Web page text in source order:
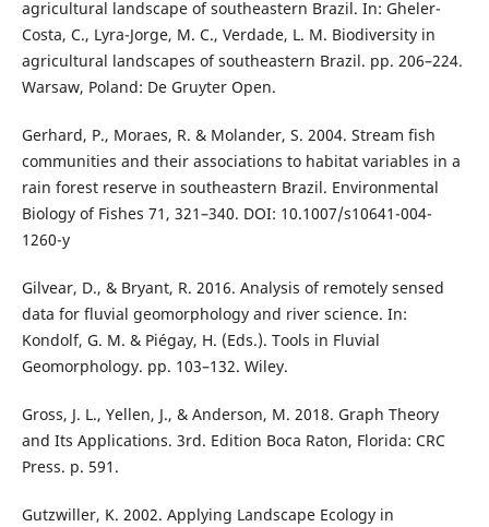
agricultural landscape of southeastern Brazil. In: Gheler-
Costa, C., Lyra-Jorge, M. C., Verdade, L. M. Biodiversity in
agricultural landscapes of southeastern Brazil. pp. 206–224.
Warsaw, Poland: De Gruyter Open.
Gerhard, P., Moraes, R. & Molander, S. 2004. Stream fish
communities and their associations to habitat variables in a
rain forest reserve in southeastern Brazil. Environmental
Biology of Fishes 71, 321–340. DOI: 10.1007/s10641-004-
1260-y
Gilvear, D., & Bryant, R. 2016. Analysis of remotely sensed
data for fluvial geomorphology and river science. In:
Kondolf, G. M. & Piégay, H. (Eds.). Tools in Fluvial
Geomorphology. pp. 103–132. Wiley.
Gross, J. L., Yellen, J., & Anderson, M. 2018. Graph Theory
and Its Applications. 3rd. Edition Boca Raton, Florida: CRC
Press. p. 591.
Gutzwiller, K. 2002. Applying Landscape Ecology in